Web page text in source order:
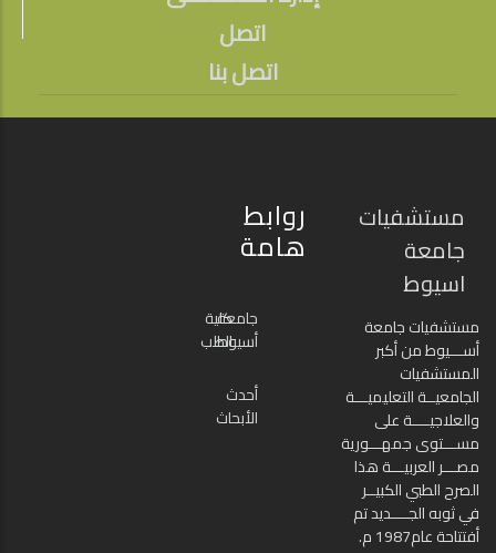
اتصل
اتصل بنا
مستشفيات
جامعة
اسيوط
مستشفيات جامعة
أســـيوط من أكبر
المستشفيات
الجامعيــة التعليميـــة
والعلاجيــــة على
مســـتوى جمهـــورية
مصـــر العربيـــة هذا
الصرح الطبي الكبيــر
في ثوبه الجــــديد تم
أفتتاحة عام1987 م.
روابط
هامة
جامعة
أسيوط
كلية
الطب
أحدث
الأبحاث